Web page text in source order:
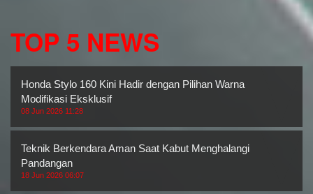
TOP 5 NEWS
Honda Stylo 160 Kini Hadir dengan Pilihan Warna
Modifikasi Eksklusif
08 Jun 2026 11:28
Teknik Berkendara Aman Saat Kabut Menghalangi
Pandangan
18 Jun 2026 06:07